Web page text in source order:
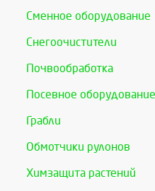
Сменное оборудование
Снегоочистители
Почвообработка
Посевное оборудование
Грабли
Обмотчики рулонов
Химзащита растений